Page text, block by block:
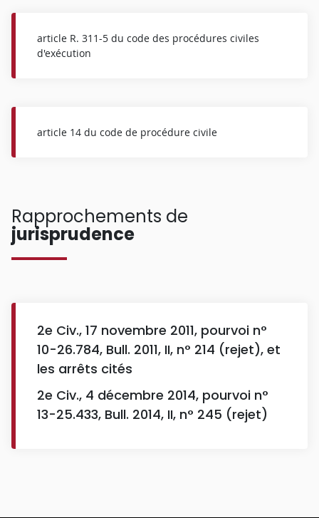
article R. 311-5 du code des procédures civiles
d'exécution
article 14 du code de procédure civile
Rapprochements de
jurisprudence
2e Civ., 17 novembre 2011, pourvoi n°
10-26.784, Bull. 2011, II, n° 214 (rejet), et
les arrêts cités
2e Civ., 4 décembre 2014, pourvoi n°
13-25.433, Bull. 2014, II, n° 245 (rejet)